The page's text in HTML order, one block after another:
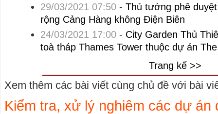
29/03/2021 07:50- Thủ tướng phê
rộng Cảng Hàng không Điện Biên
24/03/2021 17:00- City Garden Thủ
toà tháp Thames Tower thuộc dự án
Trang kế >>
Xem thêm các bài viết cùng chủ đề với bài
Kiểm tra, xử lý nghiêm các dự án